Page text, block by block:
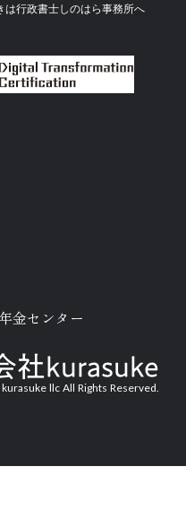
行政書士しのはら事務所へ
金センター
社kurasuke
llc All Rights Reserved.